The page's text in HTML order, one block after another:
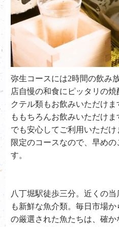
弥生コースには2時間の飲み
店自慢の和食にピッタリの
クテル類もお飲みいただけ
ももちろんお飲みいただけ
でも安心してご利用いただけ
限定のコースなので、早め
す。
八丁堀駅徒歩三分。近くの
も新鮮な魚介類。毎日市場
の厳選された魚たちは、確